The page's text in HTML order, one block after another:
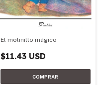
El molinillo mágico
$11.43 USD